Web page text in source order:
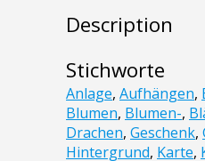
Description
Stichworte
Anlage, Aufhängen,
Blumen, Blumen-,
Drachen, Geschenk,
Hintergrund, Karte,